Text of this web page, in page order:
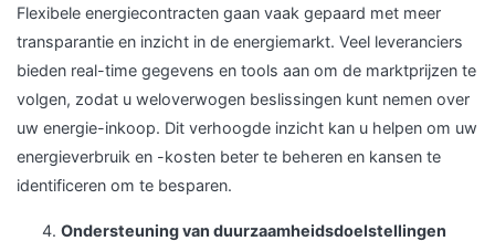
Flexibele energiecontracten gaan vaak gepaard met meer
transparantie en inzicht in de energiemarkt. Veel leveranciers
bieden real-time gegevens en tools aan om de marktprijzen te
volgen, zodat u weloverwogen beslissingen kunt nemen over
uw energie-inkoop. Dit verhoogde inzicht kan u helpen om uw
energieverbruik en -kosten beter te beheren en kansen te
identificeren om te besparen.
Ondersteuning van duurzaamheidsdoelstellingen